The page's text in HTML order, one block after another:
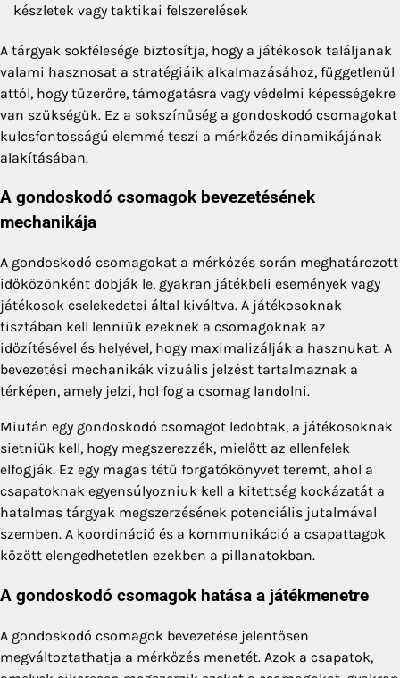
készletek vagy taktikai felszerelések
A tárgyak sokfélesége biztosítja, hogy a játékosok találjanak
valami hasznosat a stratégiáik alkalmazásához, függetlenül
attól, hogy tűzerőre, támogatásra vagy védelmi képességekre
van szükségük. Ez a sokszínűség a gondoskodó csomagokat
kulcsfontosságú elemmé teszi a mérkőzés dinamikájának
alakításában.
A gondoskodó csomagok bevezetésének
mechanikája
A gondoskodó csomagokat a mérkőzés során meghatározott
időközönként dobják le, gyakran játékbeli események vagy
játékosok cselekedetei által kiváltva. A játékosoknak
tisztában kell lenniük ezeknek a csomagoknak az
időzítésével és helyével, hogy maximalizálják a hasznukat. A
bevezetési mechanikák vizuális jelzést tartalmaznak a
térképen, amely jelzi, hol fog a csomag landolni.
Miután egy gondoskodó csomagot ledobtak, a játékosoknak
sietniük kell, hogy megszerezzék, mielőtt az ellenfelek
elfogják. Ez egy magas tétű forgatókönyvet teremt, ahol a
csapatoknak egyensúlyozniuk kell a kitettség kockázatát a
hatalmas tárgyak megszerzésének potenciális jutalmával
szemben. A koordináció és a kommunikáció a csapattagok
között elengedhetetlen ezekben a pillanatokban.
A gondoskodó csomagok hatása a játékmenetre
A gondoskodó csomagok bevezetése jelentősen
megváltoztathatja a mérkőzés menetét. Azok a csapatok,